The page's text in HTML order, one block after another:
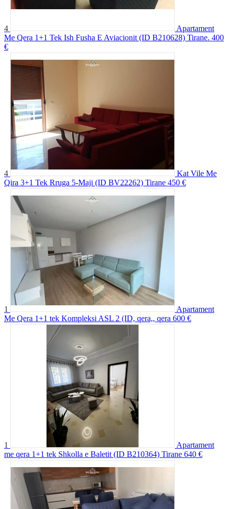
4
Apartament
Me Qera 1+1 Tek Ish Fusha E Aviacionit (ID B210628) Tirane. 400
€
4
Kat Vile Me
Qira 3+1 Tek Rruga 5-Maji (ID BV22262) Tirane 450 €
1
Apartament
Me Qera 1+1 tek Kompleksi ASL 2 (ID, qera,, qera 600 €
1
Apartament
me qera 1+1 tek Shkolla e Baletit (ID B210364) Tirane 640 €